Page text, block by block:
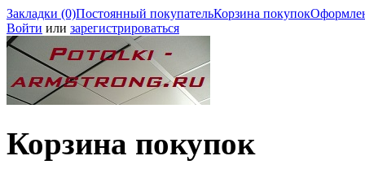
Закладки (0)Постоянный покупательКорзина покупок
Войти или зарегистрироваться
Корзина покупок